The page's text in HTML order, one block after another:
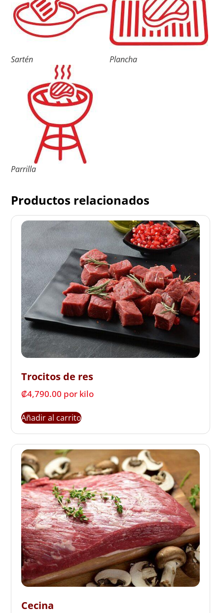
Sartén Plancha
Parrilla
Productos relacionados
Trocitos de res
₡4,790.00 por kilo
Añadir al carrito
Cecina